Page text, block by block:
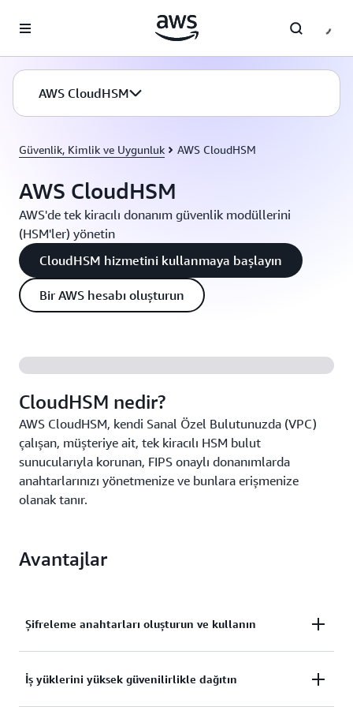
AWS CloudHSM
Güvenlik, Kimlik ve Uygunluk AWS CloudHSM
AWS CloudHSM
AWS'de tek kiracılı donanım güvenlik modüllerini
(HSM'ler) yönetin
CloudHSM hizmetini kullanmaya başlayın
Bir AWS hesabı oluşturun
CloudHSM nedir?
AWS CloudHSM, kendi Sanal Özel Bulutunuzda (VPC)
çalışan, müşteriye ait, tek kiracılı HSM bulut
sunucularıyla korunan, FIPS onaylı donanımlarda
anahtarlarınızı yönetmenize ve bunlara erişmenize
olanak tanır.
Avantajlar
Şifreleme anahtarları oluşturun ve kullanın
Tahsis edilmiş FIPS 140-3 Düzey 3 tek kiracılı HSM
İş yüklerini yüksek güvenilirlikle dağıtın